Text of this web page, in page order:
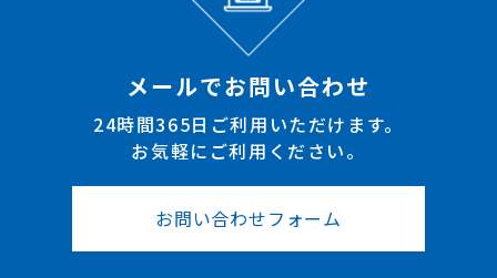
メールでお問い合わせ
24時間365日ご利用いただけます。
お気軽にご利用ください。
お問い合わせフォーム